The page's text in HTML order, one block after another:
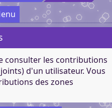
consulter les contributions
d'un utilisateur. Vous
des zones